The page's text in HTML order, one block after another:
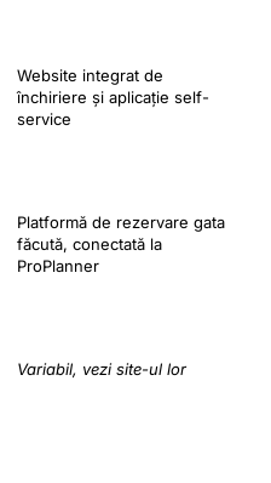
Website integrat de
închiriere și aplicație self-
service
Platformă de rezervare gata
făcută, conectată la
ProPlanner
Variabil, vezi site-ul lor